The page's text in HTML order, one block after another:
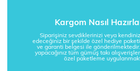
Kargom Nasıl
Siparişiniz sevdiklerinizi veya
edeceğiniz bir şekilde özel hediye
ve garanti belgesi ile
yapacağınız tüm gümüş takı
özel paketleme